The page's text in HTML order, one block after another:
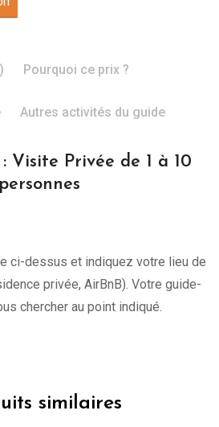
Pourquoi ce prix ?
Autres activités du guide
Visite Privée de 1 à 10
personnes
ci-dessus et indiquez votre lieu de
privée, AirBnB). Votre guide-
chercher au point indiqué.
similaires